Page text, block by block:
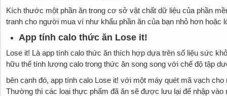
Kích thước một phần ăn trong cơ sở vật chất dữ liệu của phần
tranh cho người mua ví như khẩu phần ăn của bạn nhỏ hơn
App tính calo thức ăn Lose it!
Lose it! Là app tính calo thức ăn thích hợp dựa trên số liệu sức
hữu thể tính lượng calo trong thức ăn song song với chế độ tập
bên cạnh đó, app tính calo Lose it! với một máy quét mã vạch
Thường thì các loại thực phẩm đã ăn sẽ được lưu lại để nhập vào